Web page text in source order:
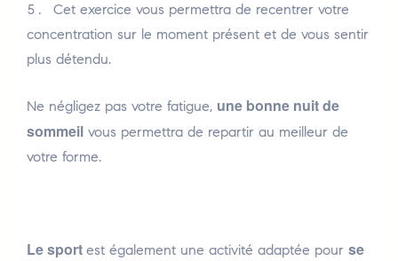
Cet exercice vous permettra de recentrer votre
concentration sur le moment présent et de vous sentir
plus détendu.
Ne négligez pas votre fatigue, une bonne nuit de
sommeil vous permettra de repartir au meilleur de
votre forme.
Le sport est également une activité adaptée pour se